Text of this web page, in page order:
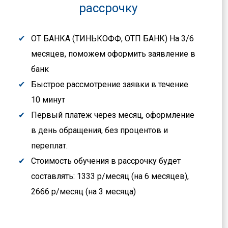
рассрочку
ОТ БАНКА (ТИНЬКОФФ, ОТП БАНК) На 3/6
месяцев, поможем оформить заявление в
банк
Быстрое рассмотрение заявки в течение
10 минут
Первый платеж через месяц, оформление
в день обращения, без процентов и
переплат.
Стоимость обучения в рассрочку будет
составлять: 1333 р/месяц (на 6 месяцев),
2666 р/месяц (на 3 месяца)